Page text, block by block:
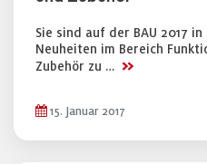
Sie sind auf der BAU 2017
Neuheiten im Bereich
Zubehör zu … >>
15. Januar 2017